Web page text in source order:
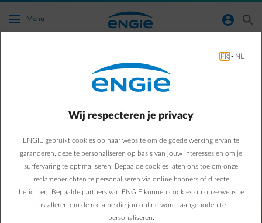
Ga naar de hoofdinhoud
Menu normal-account-circle search
Extra veilige toegang tot jouw gegevens
wachtwoord is niet meer voldoende. Binnenkort voegen we dan
Dit betekent dat elke gebruiker een eigen, unieke toegang nodig
heeft – en dat het het delen van logingegevens is niet langer
mogelijk is.
FR - NL
Wij respecteren je privacy
ENGIE gebruikt cookies op haar website om de goede werking ervan te
garanderen, deze te personaliseren op basis van jouw interesses en om je
surfervaring te optimaliseren. Bepaalde cookies laten ons toe om onze
reclameberichten te personaliseren via online banners of directe
berichten. Bepaalde partners van ENGIE kunnen cookies op onze website
installeren om de reclame die jou online wordt aangeboden te
personaliseren.